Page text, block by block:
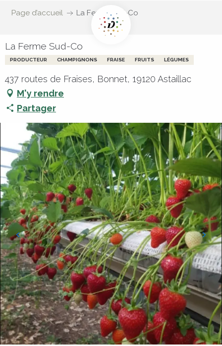
Page d’accueil La Ferme Sud-Co
La Ferme Sud-Co
PRODUCTEUR CHAMPIGNONS FRAISE FRUITS LÉGUMES
437 routes de Fraises, Bonnet, 19120 Astaillac
M'y rendre
Partager